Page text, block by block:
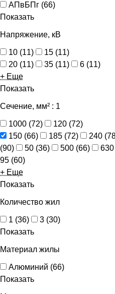
АПвБПг (66)
Показать
Напряжение, кВ
10 (11) 15 (11)
20 (11) 35 (11) 6 (11)
+ Еще
Показать
Сечение, мм² : 1
1000 (72) 120 (72)
150 (66) 185 (72) 240 (
(90) 50 (36) 500 (66) 630
95 (60)
+ Еще
Показать
Количество жил
1 (36) 3 (30)
Показать
Материал жилы
Алюминий (66)
Показать